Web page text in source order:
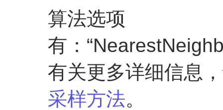
算法选项
有：
有关更多详细信息
采样方法。